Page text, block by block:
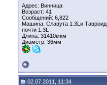
Адрес: Винница
Возраст: 41
Сообщений: 6,822
Машина: Славута 1.3Lи Тавроид
почти 1.3L
Длина: 31410мкм
Диаметр: 36мм
02.07.2011, 11:34